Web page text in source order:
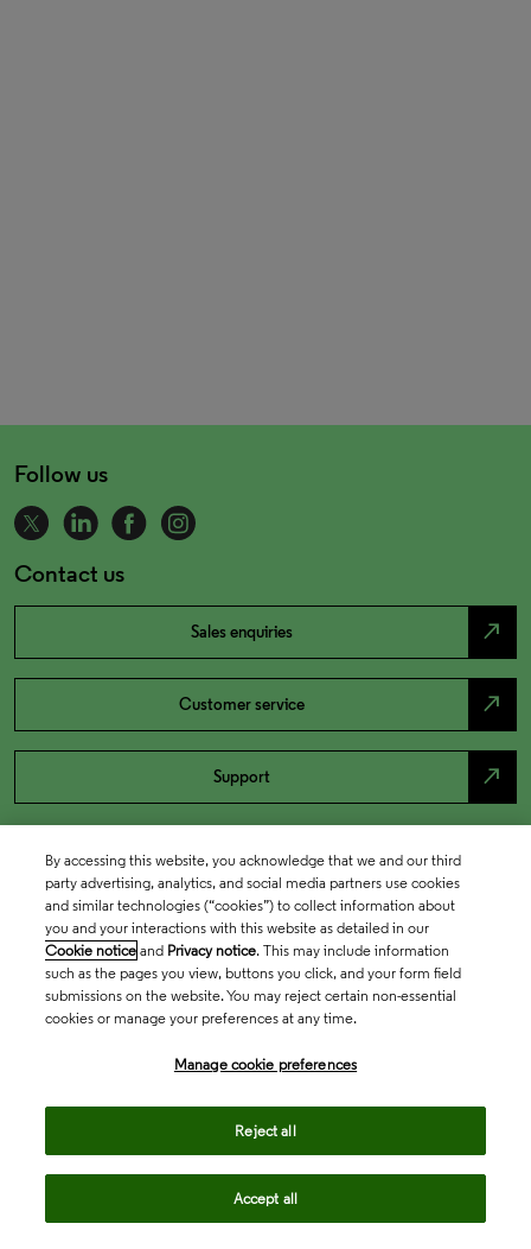
Follow us
Contact us
Sales enquiries north_east
Customer service north_east
Support north_east
By accessing this website, you acknowledge that we and our third
party advertising, analytics, and social media partners use cookies
and similar technologies (“cookies”) to collect information about
you and your interactions with this website as detailed in our
Cookie notice and Privacy notice. This may include information
such as the pages you view, buttons you click, and your form field
submissions on the website. You may reject certain non-essential
cookies or manage your preferences at any time.
Manage cookie preferences
Reject all
Accept all